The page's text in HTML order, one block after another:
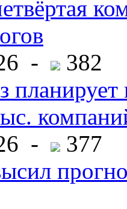
-
382
планирует
-
377